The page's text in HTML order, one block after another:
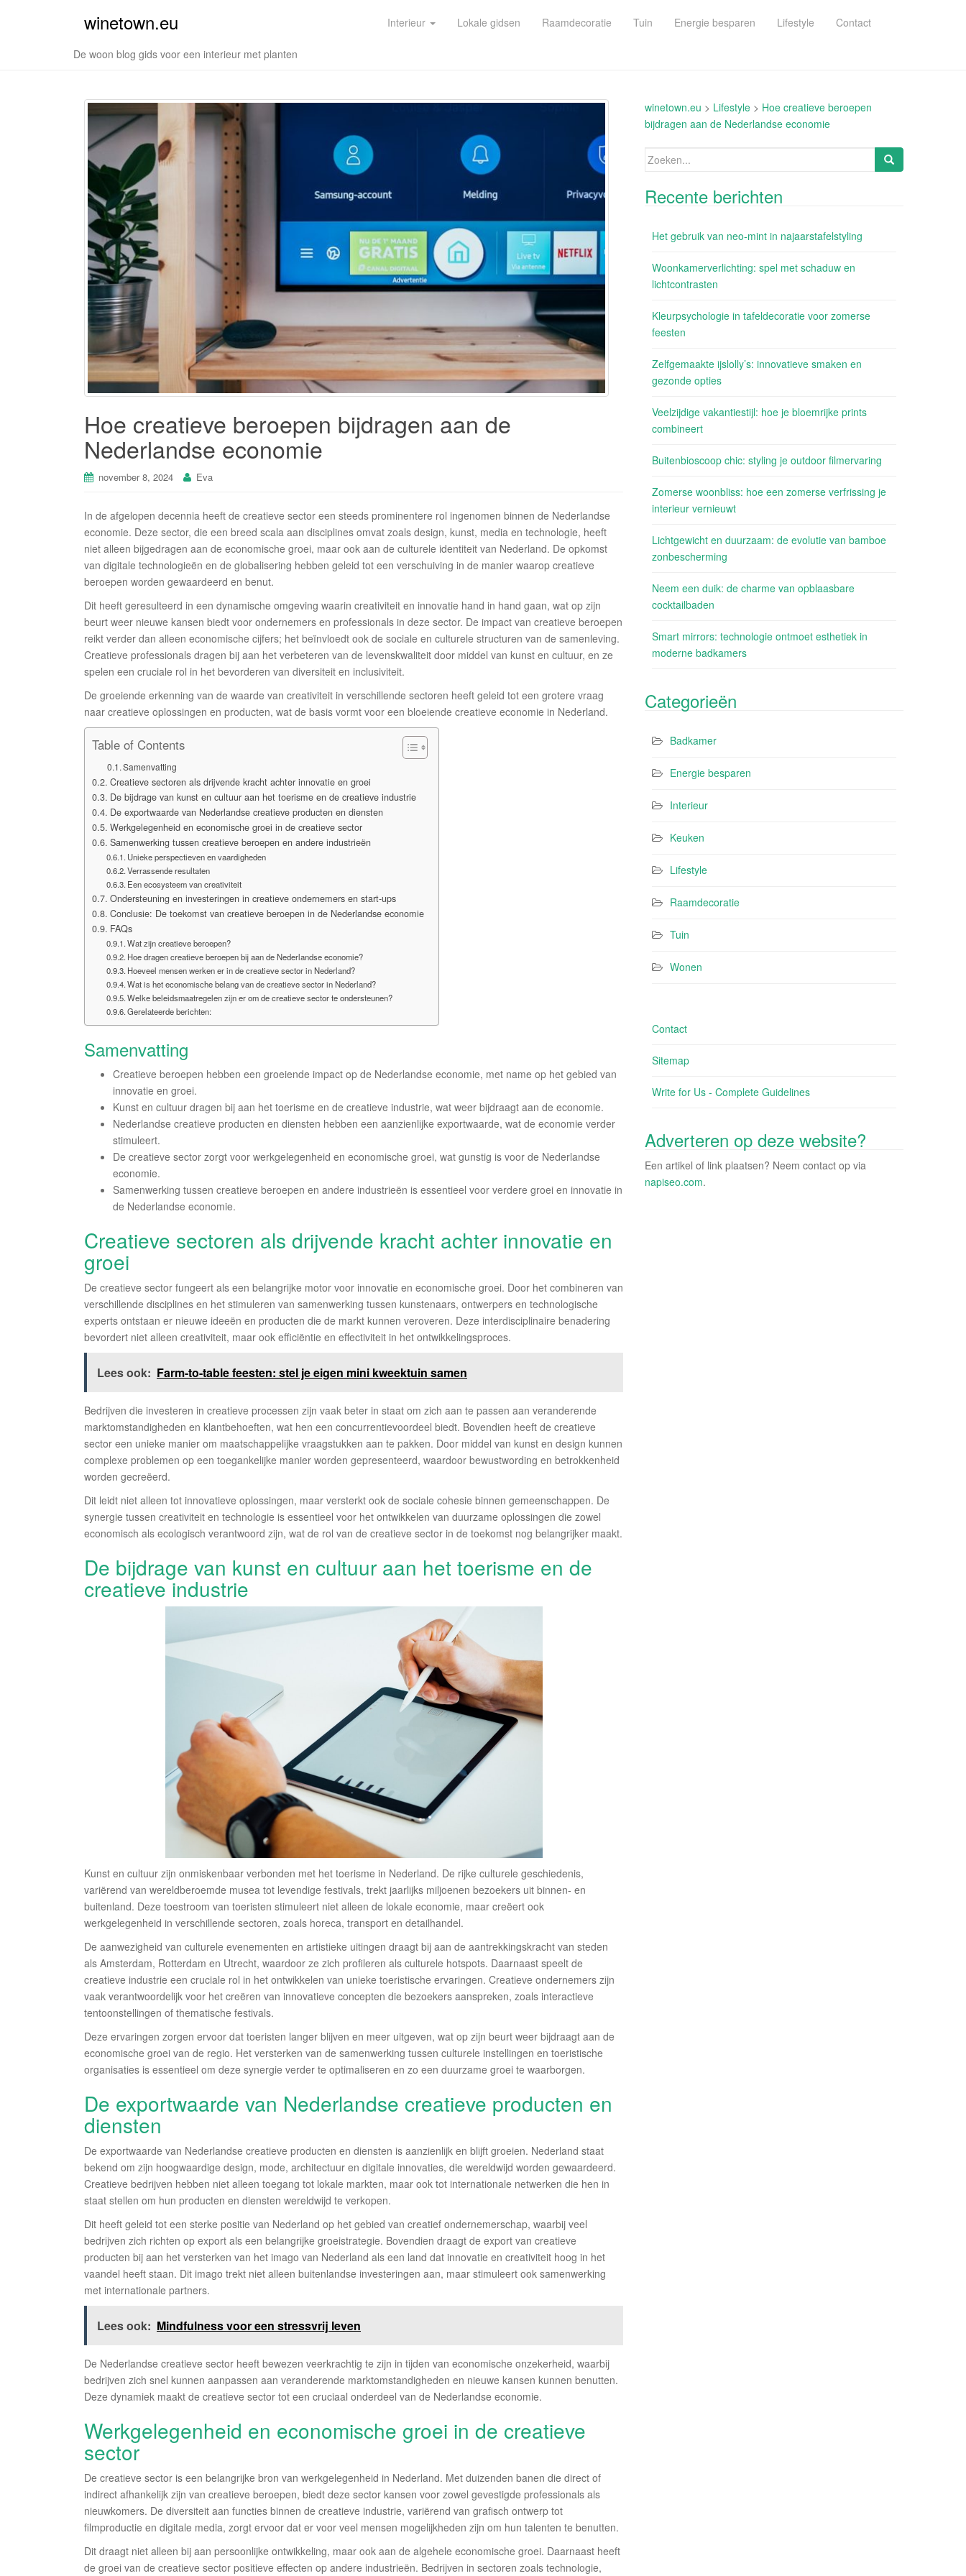
winetown.eu
De woon blog gids voor een interieur met planten
Interieur Lokale gidsen Raamdecoratie Tuin Energie besparen Lifestyle Contact
Hoe creatieve beroepen bijdragen aan de
Nederlandse economie
november 8, 2024 Eva
In de afgelopen decennia heeft de creatieve sector een steeds prominentere rol ingenomen binnen de Nederlandse
economie. Deze sector, die een breed scala aan disciplines omvat zoals design, kunst, media en technologie, heeft
niet alleen bijgedragen aan de economische groei, maar ook aan de culturele identiteit van Nederland. De opkomst
van digitale technologieën en de globalisering hebben geleid tot een verschuiving in de manier waarop creatieve
beroepen worden gewaardeerd en benut.
Dit heeft geresulteerd in een dynamische omgeving waarin creativiteit en innovatie hand in hand gaan, wat op zijn
beurt weer nieuwe kansen biedt voor ondernemers en professionals in deze sector. De impact van creatieve beroepen
reikt verder dan alleen economische cijfers; het beïnvloedt ook de sociale en culturele structuren van de samenleving.
Creatieve professionals dragen bij aan het verbeteren van de levenskwaliteit door middel van kunst en cultuur, en ze
spelen een cruciale rol in het bevorderen van diversiteit en inclusiviteit.
De groeiende erkenning van de waarde van creativiteit in verschillende sectoren heeft geleid tot een grotere vraag
naar creatieve oplossingen en producten, wat de basis vormt voor een bloeiende creatieve economie in Nederland.
Table of Contents
Samenvatting
Creatieve sectoren als drijvende kracht achter innovatie en groei
De bijdrage van kunst en cultuur aan het toerisme en de creatieve industrie
De exportwaarde van Nederlandse creatieve producten en diensten
Werkgelegenheid en economische groei in de creatieve sector
Samenwerking tussen creatieve beroepen en andere industrieën
Unieke perspectieven en vaardigheden
Verrassende resultaten
Een ecosysteem van creativiteit
Ondersteuning en investeringen in creatieve ondernemers en start-ups
Conclusie: De toekomst van creatieve beroepen in de Nederlandse economie
FAQs
Wat zijn creatieve beroepen?
Hoe dragen creatieve beroepen bij aan de Nederlandse economie?
Hoeveel mensen werken er in de creatieve sector in Nederland?
Wat is het economische belang van de creatieve sector in Nederland?
Welke beleidsmaatregelen zijn er om de creatieve sector te ondersteunen?
Gerelateerde berichten:
Samenvatting
Creatieve beroepen hebben een groeiende impact op de Nederlandse economie, met name op het gebied van
innovatie en groei.
Kunst en cultuur dragen bij aan het toerisme en de creatieve industrie, wat weer bijdraagt aan de economie.
Nederlandse creatieve producten en diensten hebben een aanzienlijke exportwaarde, wat de economie verder
stimuleert.
De creatieve sector zorgt voor werkgelegenheid en economische groei, wat gunstig is voor de Nederlandse
economie.
Samenwerking tussen creatieve beroepen en andere industrieën is essentieel voor verdere groei en innovatie in
de Nederlandse economie.
Creatieve sectoren als drijvende kracht achter innovatie en
groei
De creatieve sector fungeert als een belangrijke motor voor innovatie en economische groei. Door het combineren van
verschillende disciplines en het stimuleren van samenwerking tussen kunstenaars, ontwerpers en technologische
experts ontstaan er nieuwe ideeën en producten die de markt kunnen veroveren. Deze interdisciplinaire benadering
bevordert niet alleen creativiteit, maar ook efficiëntie en effectiviteit in het ontwikkelingsproces.
Lees ook: Farm-to-table feesten: stel je eigen mini kweektuin samen
Bedrijven die investeren in creatieve processen zijn vaak beter in staat om zich aan te passen aan veranderende
marktomstandigheden en klantbehoeften, wat hen een concurrentievoordeel biedt. Bovendien heeft de creatieve
sector een unieke manier om maatschappelijke vraagstukken aan te pakken. Door middel van kunst en design kunnen
complexe problemen op een toegankelijke manier worden gepresenteerd, waardoor bewustwording en betrokkenheid
worden gecreëerd.
Dit leidt niet alleen tot innovatieve oplossingen, maar versterkt ook de sociale cohesie binnen gemeenschappen. De
synergie tussen creativiteit en technologie is essentieel voor het ontwikkelen van duurzame oplossingen die zowel
economisch als ecologisch verantwoord zijn, wat de rol van de creatieve sector in de toekomst nog belangrijker maakt.
De bijdrage van kunst en cultuur aan het toerisme en de
creatieve industrie
Kunst en cultuur zijn onmiskenbaar verbonden met het toerisme in Nederland. De rijke culturele geschiedenis,
variërend van wereldberoemde musea tot levendige festivals, trekt jaarlijks miljoenen bezoekers uit binnen- en
buitenland. Deze toestroom van toeristen stimuleert niet alleen de lokale economie, maar creëert ook
werkgelegenheid in verschillende sectoren, zoals horeca, transport en detailhandel.
De aanwezigheid van culturele evenementen en artistieke uitingen draagt bij aan de aantrekkingskracht van steden
als Amsterdam, Rotterdam en Utrecht, waardoor ze zich profileren als culturele hotspots. Daarnaast speelt de
creatieve industrie een cruciale rol in het ontwikkelen van unieke toeristische ervaringen. Creatieve ondernemers zijn
vaak verantwoordelijk voor het creëren van innovatieve concepten die bezoekers aanspreken, zoals interactieve
tentoonstellingen of thematische festivals.
Deze ervaringen zorgen ervoor dat toeristen langer blijven en meer uitgeven, wat op zijn beurt weer bijdraagt aan de
economische groei van de regio. Het versterken van de samenwerking tussen culturele instellingen en toeristische
organisaties is essentieel om deze synergie verder te optimaliseren en zo een duurzame groei te waarborgen.
De exportwaarde van Nederlandse creatieve producten en
diensten
De exportwaarde van Nederlandse creatieve producten en diensten is aanzienlijk en blijft groeien. Nederland staat
bekend om zijn hoogwaardige design, mode, architectuur en digitale innovaties, die wereldwijd worden gewaardeerd.
Creatieve bedrijven hebben niet alleen toegang tot lokale markten, maar ook tot internationale netwerken die hen in
staat stellen om hun producten en diensten wereldwijd te verkopen.
Dit heeft geleid tot een sterke positie van Nederland op het gebied van creatief ondernemerschap, waarbij veel
bedrijven zich richten op export als een belangrijke groeistrategie. Bovendien draagt de export van creatieve
producten bij aan het versterken van het imago van Nederland als een land dat innovatie en creativiteit hoog in het
vaandel heeft staan. Dit imago trekt niet alleen buitenlandse investeringen aan, maar stimuleert ook samenwerking
met internationale partners.
Lees ook: Mindfulness voor een stressvrij leven
De Nederlandse creatieve sector heeft bewezen veerkrachtig te zijn in tijden van economische onzekerheid, waarbij
bedrijven zich snel kunnen aanpassen aan veranderende marktomstandigheden en nieuwe kansen kunnen benutten.
Deze dynamiek maakt de creatieve sector tot een cruciaal onderdeel van de Nederlandse economie.
Werkgelegenheid en economische groei in de creatieve
sector
De creatieve sector is een belangrijke bron van werkgelegenheid in Nederland. Met duizenden banen die direct of
indirect afhankelijk zijn van creatieve beroepen, biedt deze sector kansen voor zowel gevestigde professionals als
nieuwkomers. De diversiteit aan functies binnen de creatieve industrie, variërend van grafisch ontwerp tot
filmproductie en digitale media, zorgt ervoor dat er voor veel mensen mogelijkheden zijn om hun talenten te benutten.
Dit draagt niet alleen bij aan persoonlijke ontwikkeling, maar ook aan de algehele economische groei. Daarnaast heeft
de groei van de creatieve sector positieve effecten op andere industrieën. Bedrijven in sectoren zoals technologie,
winetown.eu > Lifestyle > Hoe creatieve beroepen
bijdragen aan de Nederlandse economie
Zoeken
Recente berichten
Het gebruik van neo-mint in najaarstafelstyling
Woonkamerverlichting: spel met schaduw en
lichtcontrasten
Kleurpsychologie in tafeldecoratie voor zomerse
feesten
Zelfgemaakte ijslolly’s: innovatieve smaken en
gezonde opties
Veelzijdige vakantiestijl: hoe je bloemrijke prints
combineert
Buitenbioscoop chic: styling je outdoor filmervaring
Zomerse woonbliss: hoe een zomerse verfrissing je
interieur vernieuwt
Lichtgewicht en duurzaam: de evolutie van bamboe
zonbescherming
Neem een duik: de charme van opblaasbare
cocktailbaden
Smart mirrors: technologie ontmoet esthetiek in
moderne badkamers
Categorieën
Badkamer
Energie besparen
Interieur
Keuken
Lifestyle
Raamdecoratie
Tuin
Wonen
Contact
Sitemap
Write for Us - Complete Guidelines
Adverteren op deze website?
Een artikel of link plaatsen? Neem contact op via
napiseo.com.